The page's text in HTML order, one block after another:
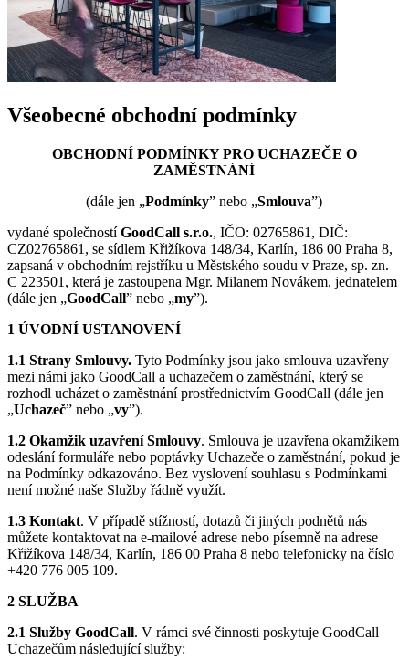
Všeobecné obchodní podmínky
OBCHODNÍ PODMÍNKY PRO UCHAZEČE O
ZAMĚSTNÁNÍ
(dále jen „Podmínky” nebo „Smlouva”)
vydané společnostíGoodCall s.r.o., IČO: 02765861, DIČ:
CZ02765861, se sídlem Křižíkova 148/34, Karlín, 186 00 Praha 8,
zapsaná v obchodním rejstříku u Městského soudu v Praze, sp. zn.
C 223501, která je zastoupena Mgr. Milanem Novákem, jednatelem
(dále jen „GoodCall” nebo „my”).
1 ÚVODNÍ USTANOVENÍ
1.1 Strany Smlouvy. Tyto Podmínky jsou jako smlouva uzavřeny
mezi námi jako GoodCall a uchazečem o zaměstnání, který se
rozhodl ucházet o zaměstnání prostřednictvím GoodCall (dále jen
„Uchazeč” nebo „vy”).
1.2 Okamžik uzavření Smlouvy. Smlouva je uzavřena okamžikem
odeslání formuláře nebo poptávky Uchazeče o zaměstnání, pokud je
na Podmínky odkazováno. Bez vyslovení souhlasu s Podmínkami
není možné naše Služby řádně využít.
1.3 Kontakt. V případě stížností, dotazů či jiných podnětů nás
můžete kontaktovat na e-mailové adrese nebo písemně na adrese
Křižíkova 148/34, Karlín, 186 00 Praha 8 nebo telefonicky na číslo
+420 776 005 109.
2 SLUŽBA
2.1 Služby GoodCall. V rámci své činnosti poskytuje GoodCall
Uchazečům následující služby: